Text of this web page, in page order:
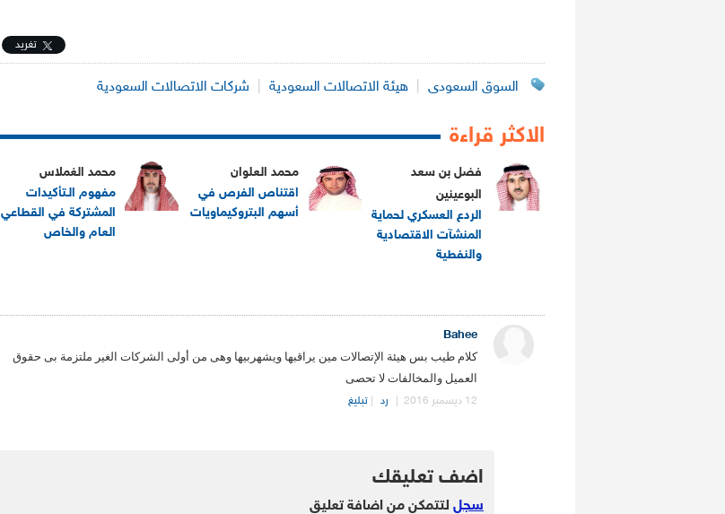
تغريد
السوق السعودى هيئة الاتصالات السعودية شركات الاتصالات السعودية
الاكثر قراءة
فضل بن سعد
البوعينين
الردع العسكري لحماية
المنشآت الاقتصادية
والنفطية
محمد العلوان
اقتناص الفرص في
أسهم البتروكيماويات
محمد الغملاس
مفهوم الـتأكيدات
المشتركة في القطاعي
العام والخاص
Bahee
كلام طيب بس هيئة الإتصالات مين يراقبها ويشهربيها وهى من أولى الشركات الغير ملتزمة بى حقوق
العميل والمخالفات لا تحصى
12 ديسمبر 2016 رد تبليغ
اضف تعليقك
سجل لتتمكن من اضافة تعليق